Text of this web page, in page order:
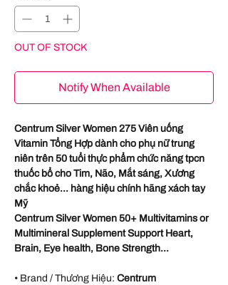
OUT OF STOCK
Notify When Available
Centrum Silver Women 275 Viên uống
Vitamin Tổng Hợp dành cho phụ nữ trung
niên trên 50 tuổi thực phẩm chức năng tpcn
thuốc bổ cho Tim, Não, Mắt sáng, Xương
chắc khoẻ... hàng hiệu chính hãng xách tay
Mỹ
Centrum Silver Women 50+ Multivitamins or
Multimineral Supplement Support Heart,
Brain, Eye health, Bone Strength...
• Brand / Thương Hiệu: Centrum